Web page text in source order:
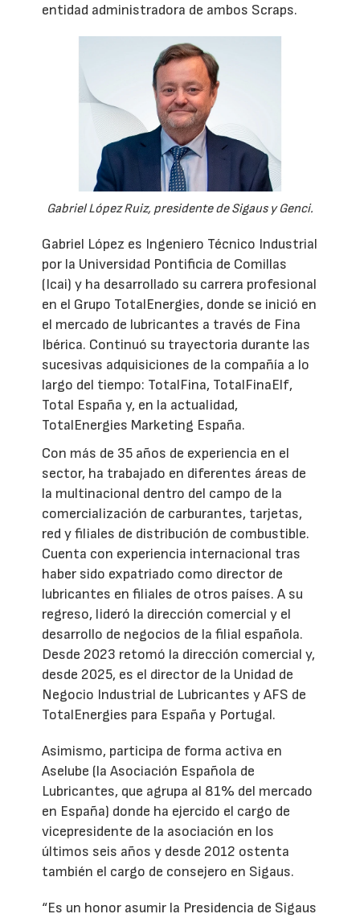
entidad administradora de ambos Scraps.
Gabriel López Ruiz, presidente de Sigaus y Genci.
Gabriel López es Ingeniero Técnico Industrial
por la Universidad Pontificia de Comillas
(Icai) y ha desarrollado su carrera profesional
en el Grupo TotalEnergies, donde se inició en
el mercado de lubricantes a través de Fina
Ibérica. Continuó su trayectoria durante las
sucesivas adquisiciones de la compañía a lo
largo del tiempo: TotalFina, TotalFinaElf,
Total España y, en la actualidad,
TotalEnergies Marketing España.
Con más de 35 años de experiencia en el
sector, ha trabajado en diferentes áreas de
la multinacional dentro del campo de la
comercialización de carburantes, tarjetas,
red y filiales de distribución de combustible.
Cuenta con experiencia internacional tras
haber sido expatriado como director de
lubricantes en filiales de otros países. A su
regreso, lideró la dirección comercial y el
desarrollo de negocios de la filial española.
Desde 2023 retomó la dirección comercial y,
desde 2025, es el director de la Unidad de
Negocio Industrial de Lubricantes y AFS de
TotalEnergies para España y Portugal.
Asimismo, participa de forma activa en
Aselube (la Asociación Española de
Lubricantes, que agrupa al 81% del mercado
en España) donde ha ejercido el cargo de
vicepresidente de la asociación en los
últimos seis años y desde 2012 ostenta
también el cargo de consejero en Sigaus.
“Es un honor asumir la Presidencia de Sigaus